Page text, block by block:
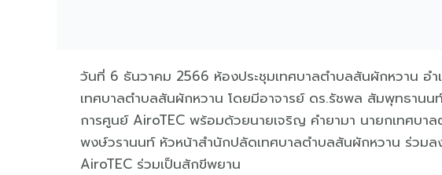
วันที่ 6 ธันวาคม 2566 ห้องประชุมเทศบาลตำบลสันผักหวาน อ
เทศบาลตำบลสันผักหวาน โดยมีอาจารย์ ดร.รัชพล สัมพุทธาน
การศูนย์ AiroTEC พร้อมด้วยนายเจริญ คำยามา นายกเทศบา
พงษ์วรานนท์ หัวหน้าสำนักปลัดเทศบาลตำบลสันผักหวาน ร่วม
AiroTEC ร่วมเป็นสักขีพยาน